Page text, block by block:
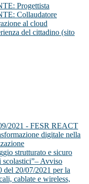
Progettista
Collaudatore
al cloud
del cittadino (sito
2021 - FESR REACT
digitale nella
strutturato e sicuro
Avviso
del 20/07/2021 per la
cablate e wireless,